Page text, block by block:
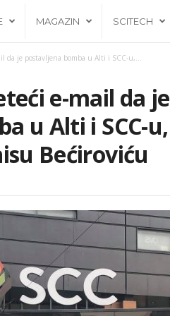
MAGAZIN SCITECH
da je postavljena bomba u Alti i SCC-u,...
e-mail da je
u Alti i SCC-u,
Bećiroviću